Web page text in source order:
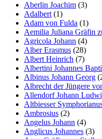
Aberlin Joachim (3)
Adalbert (1)
Adam von Fulda (1)
Aemilia Juliana Gräfin
Agricola Johann (4)
Alber Erasmus (28)
Albert Heinrich (7)
Albertini Johannes
Albinus Johann Georg
Albrecht der Jüngere
Allendorf Johann
Altbiesser
Ambrosius (2)
Angelus Johann (4)
Anglicus Johannes (3)
Interessen und Ihr
Verhalten beim
Besuch unserer
Website mitteilen,
erhöhen Sie die
Wahrscheinlichkeit,
personalisierte
Inhalte und
Angebote zu sehen.